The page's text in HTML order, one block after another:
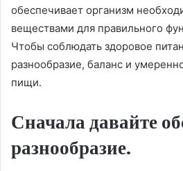
обеспечивает организм
веществами для правильного
Чтобы соблюдать здоровое
разнообразие, баланс и
пищи.
Сначала давайте
разнообразие.